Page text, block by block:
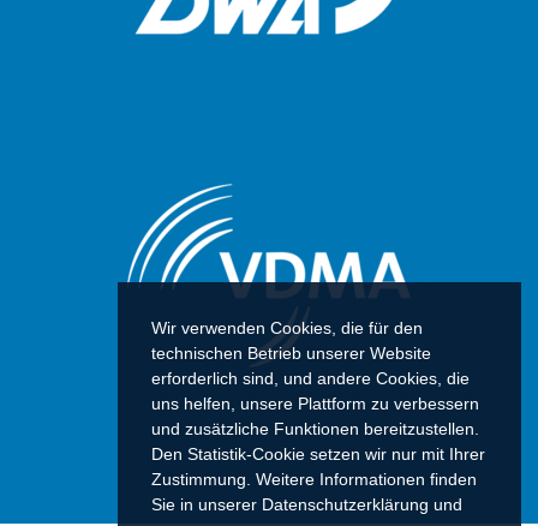
Wir verwenden Cookies, die für den
technischen Betrieb unserer Website
erforderlich sind, und andere Cookies, die
uns helfen, unsere Plattform zu verbessern
und zusätzliche Funktionen bereitzustellen.
Den Statistik-Cookie setzen wir nur mit Ihrer
Zustimmung. Weitere Informationen finden
Sie in unserer Datenschutzerklärung und